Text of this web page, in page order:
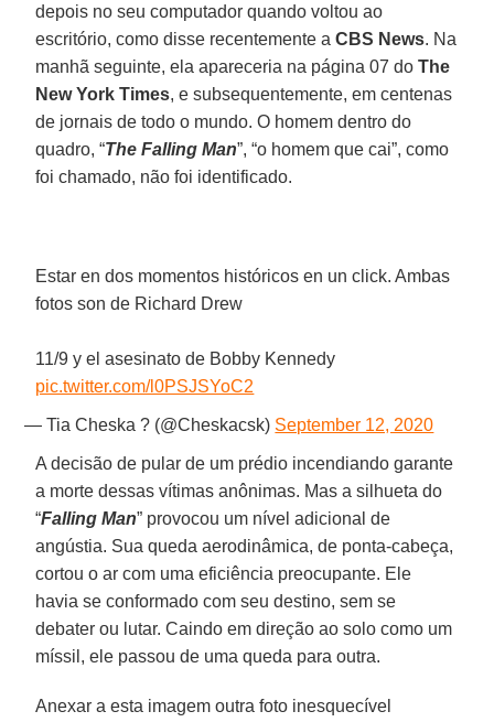
depois no seu computador quando voltou ao
escritório, como disse recentemente aCBS News. Na
manhã seguinte, ela apareceria na página 07 doThe
New York Times, e subsequentemente, em centenas
de jornais de todo o mundo. O homem dentro do
quadro, “The Falling Man”, “o homem que cai”, como
foi chamado, não foi identificado.
Estar en dos momentos históricos en un click. Ambas
fotos son de Richard Drew
11/9 y el asesinato de Bobby Kennedy
pic.twitter.com/l0PSJSYoC2
— Tia Cheska ? (@Cheskacsk) September 12, 2020
A decisão de pular de um prédio incendiando garante
a morte dessas vítimas anônimas. Mas a silhueta do
“Falling Man” provocou um nível adicional de
angústia. Sua queda aerodinâmica, de ponta-cabeça,
cortou o ar com uma eficiência preocupante. Ele
havia se conformado com seu destino, sem se
debater ou lutar. Caindo em direção ao solo como um
míssil, ele passou de uma queda para outra.
Anexar a esta imagem outra foto inesquecível